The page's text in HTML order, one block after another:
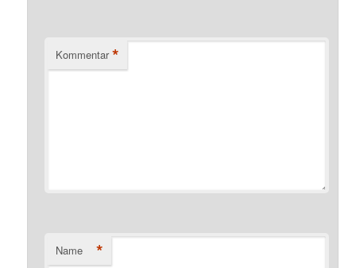
Kommentar *
Name *